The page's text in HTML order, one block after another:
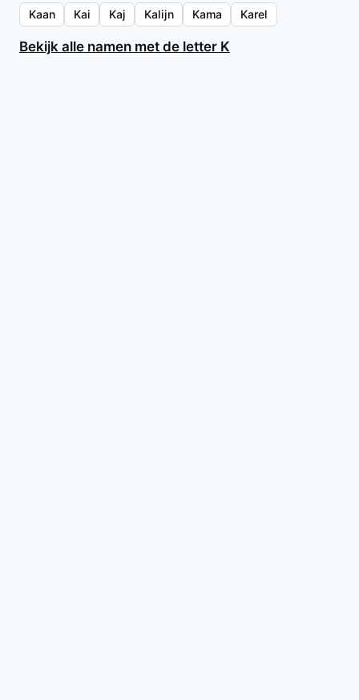
Kaan Kai Kaj Kalijn Kama Karel
Bekijk alle namen met de letter K